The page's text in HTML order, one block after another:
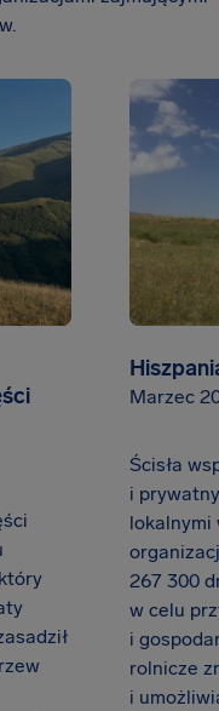
Marzec
Ścisła
i
lokalnymi
267 300
w celu
i
rolnicze
i